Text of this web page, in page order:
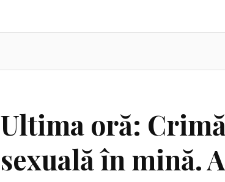
Ultima oră:
sexuală în mină.